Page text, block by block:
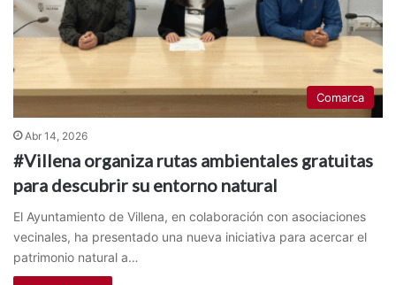
Comarca
Abr 14, 2026
#Villena organiza rutas ambientales gratuitas
para descubrir su entorno natural
El Ayuntamiento de Villena, en colaboración con asociaciones
vecinales, ha presentado una nueva iniciativa para acercar el
patrimonio natural a…